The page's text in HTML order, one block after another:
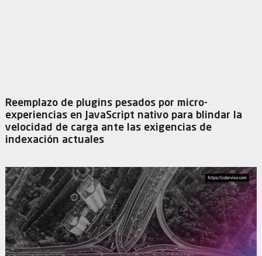
Reemplazo de plugins pesados por micro-
experiencias en JavaScript nativo para blindar la
velocidad de carga ante las exigencias de
indexación actuales